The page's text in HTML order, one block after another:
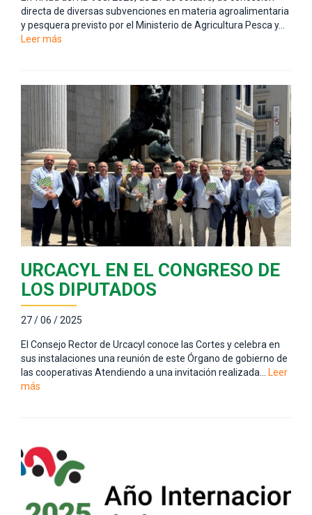
directa de diversas subvenciones en materia agroalimentaria
y pesquera previsto por el Ministerio de Agricultura Pesca y…
Leer más
URCACYL EN EL CONGRESO DE
LOS DIPUTADOS
27 / 06 / 2025
El Consejo Rector de Urcacyl conoce las Cortes y celebra en
sus instalaciones una reunión de este Órgano de gobierno de
las cooperativas Atendiendo a una invitación realizada… Leer
más